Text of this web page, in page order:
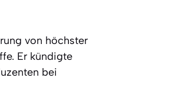
von höchster
Er kündigte
bei